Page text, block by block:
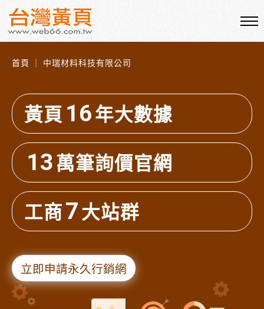
首頁 ｜ 中瑞材料科技有限公司
黃頁 16年大數據
13萬筆詢價官網
工商7大站群
立即申請永久行銷網